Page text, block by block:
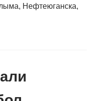
Нефтеюганска,